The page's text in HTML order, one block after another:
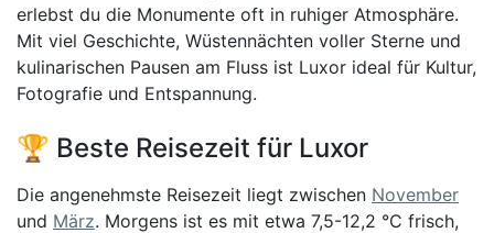
erlebst du die Monumente oft in ruhiger Atmosphäre.
Mit viel Geschichte, Wüstennächten voller Sterne und
kulinarischen Pausen am Fluss ist Luxor ideal für Kultur,
Fotografie und Entspannung.
🏆 Beste Reisezeit für Luxor
Die angenehmste Reisezeit liegt zwischen November
und März. Morgens ist es mit etwa 7,5-12,2 °C frisch,